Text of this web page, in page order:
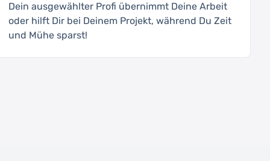
Dein ausgewählter Profi übernimmt Deine Arbeit
oder hilft Dir bei Deinem Projekt, während Du Zeit
und Mühe sparst!